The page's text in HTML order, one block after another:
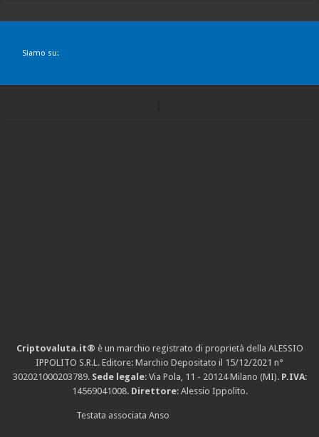
Siamo su:
Criptovaluta.it® è un marchio registrato di proprietà della ALESSIO
IPPOLITO S.R.L. Editore: Marchio Depositato il 15/12/2021 n°
302021000203789. Sede legale: Via Pola, 11 - 20124 Milano (MI). P.IVA:
14569041008. Direttore: Alessio Ippolito.
Testata associata Anso